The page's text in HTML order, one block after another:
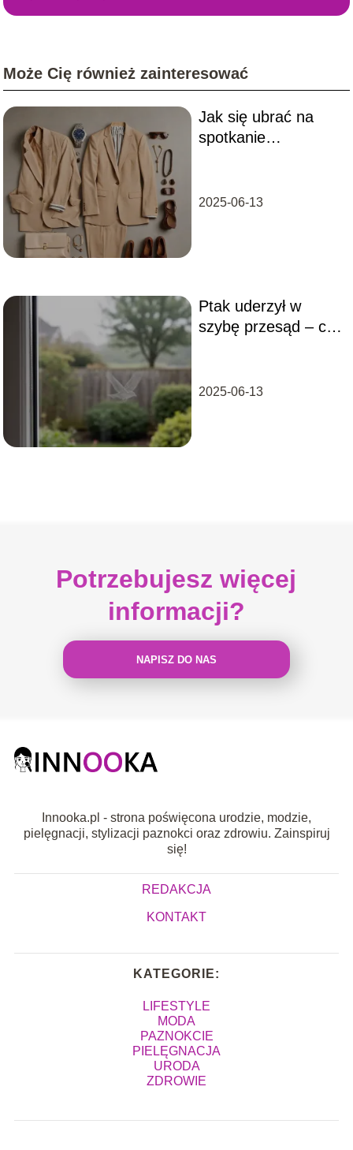
Może Cię również zainteresować
Jak się ubrać na
spotkanie
sektorów
2025-06-13
Ptak uderzył w
szybę przesąd – co
2025-06-13
Potrzebujesz więcej
informacji?
NAPISZ DO NAS
Innooka.pl - strona poświęcona urodzie, modzie,
pielęgnacji, stylizacji paznokci oraz zdrowiu. Zainspiruj
się!
REDAKCJA
KONTAKT
KATEGORIE:
LIFESTYLE
MODA
PAZNOKCIE
PIELĘGNACJA
URODA
ZDROWIE